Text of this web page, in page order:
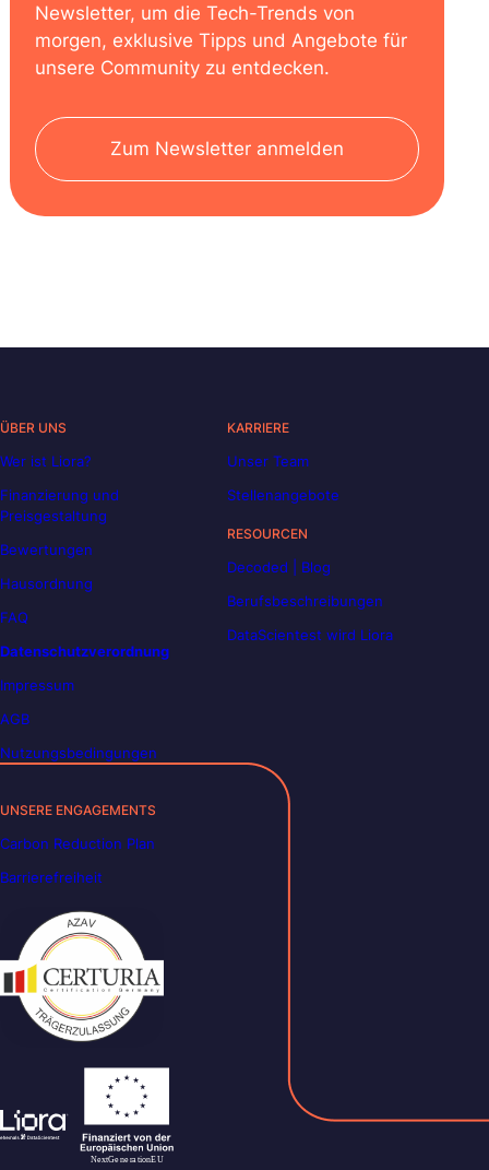
Newsletter, um die Tech-Trends von
morgen, exklusive Tipps und Angebote für
unsere Community zu entdecken.
Zum Newsletter anmelden
ÜBER UNS
Wer ist Liora?
Finanzierung und
Preisgestaltung
Bewertungen
Hausordnung
FAQ
Datenschutzverordnung
Impressum
AGB
Nutzungsbedingungen
KARRIERE
Unser Team
Stellenangebote
RESOURCEN
Decoded | Blog
Berufsbeschreibungen
DataScientest wird Liora
UNSERE ENGAGEMENTS
Carbon Reduction Plan
Barrierefreiheit